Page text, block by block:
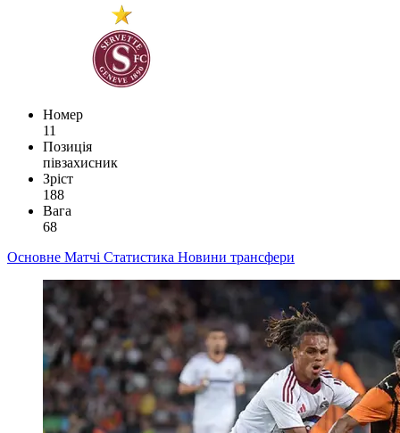
Номер
11
Позиція
півзахисник
Зріст
188
Вага
68
Основне Матчі Статистика Новини трансфери